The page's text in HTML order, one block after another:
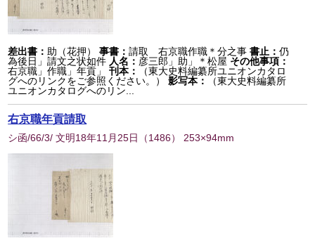
差出書： 助（花押） 事書：請取 右京職作職＊分之事書止：仍
為後日」請文之状如件 人名： 彦三郎」助」＊松屋 その他事項：
右京職」作職」年貢」刊本：
（東大史料編纂所ユニオンカタロ
グへのリンクをご参照ください。）
影写本：
（東大史料編纂所
ユニオンカタログへのリン...
右京職年貢請取
シ函/66/3/ 文明18年11月25日 （1486） 253×94mm